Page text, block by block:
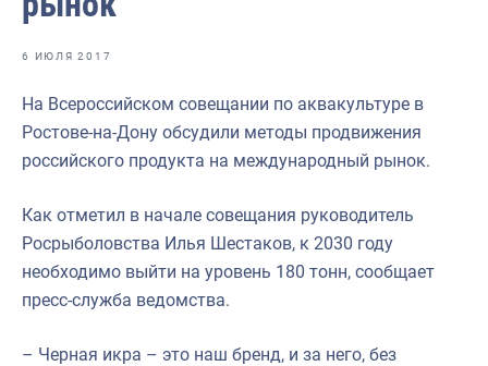
Отраслевые СМИ
Выставки и конференции
Научно-практическая литература
Рыбоохрана России
Инфографика
Большая африканская экспедиция
Укрепление духовно-нравственных ценностей
События в России и мире
6 ИЮЛЯ 2017
На Всероссийском совещании по аквакультуре в
Ростове-на-Дону обсудили методы продвижения
российского продукта на международный рынок.
Как отметил в начале совещания руководитель
Росрыболовства Илья Шестаков, к 2030 году
необходимо выйти на уровень 180 тонн, сообщает
пресс-служба ведомства.
– Черная икра – это наш бренд, и за него, без